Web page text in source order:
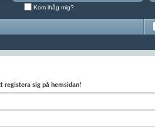
Kom ihåg mig?
registera sig på hemsidan!